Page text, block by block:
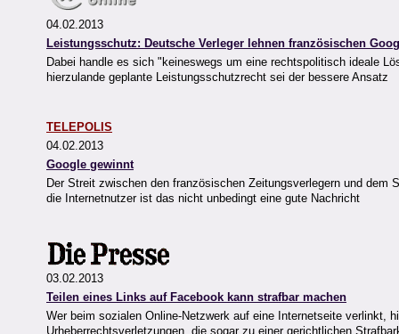
04.02.2013
Leistungsschutz: Deutsche Verleger lehnen französischen
Dabei handle es sich "keineswegs um eine rechtspolitisch ideale
hierzulande geplante Leistungsschutzrecht sei der bessere Ansatz
TELEPOLIS
04.02.2013
Google gewinnt
Der Streit zwischen den französischen Zeitungsverlegern und
die Internetnutzer ist das nicht unbedingt eine gute Nachricht
03.02.2013
Teilen eines Links auf Facebook kann strafbar machen
Wer beim sozialen Online-Netzwerk auf eine Internetseite verlinkt,
Urheberrechtsverletzungen, die sogar zu einer gerichtlichen